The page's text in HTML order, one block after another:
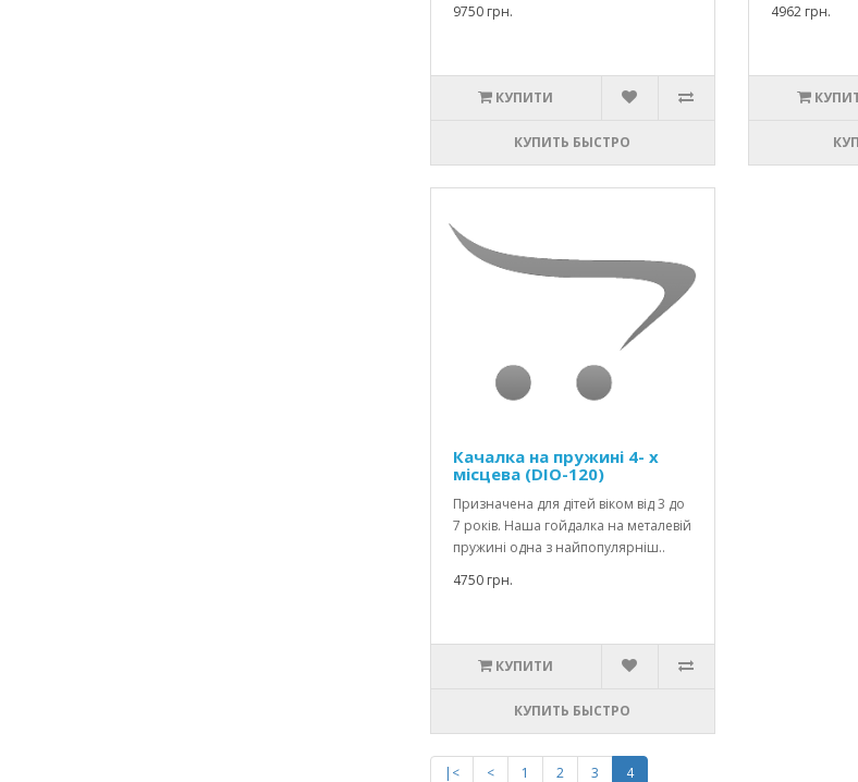
9750 грн.
КУПИТИ
КУПИТЬ БЫСТРО
4962 грн.
Качалка на пружині 4- х
місцева (DІO-120)
Призначена для дітей віком від 3 до
7 років. Наша гойдалка на металевій
пружині одна з найпопулярніш..
4750 грн.
КУПИТИ
КУПИТЬ БЫСТРО
|< < 1 2 3 4